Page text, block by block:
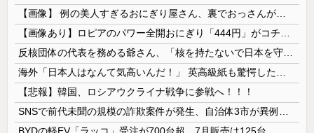
【悲報】韓国、ロシアウクライナ戦争に参戦へ！！！
BYDの軽EV「ラッコ」受注が700台超 7月販売は125台